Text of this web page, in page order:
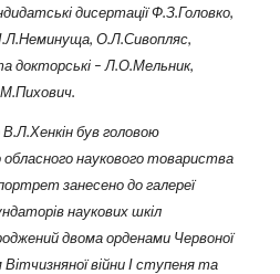
дисертації Ф.З.Головко,
О.Л.Сивопляс,
докторські – Л.О.Мельник,
був головою
обласного наукового товариства
портрет занесено до галереї
наукових шкіл
двома орденами Червоної
війни І ступеня та